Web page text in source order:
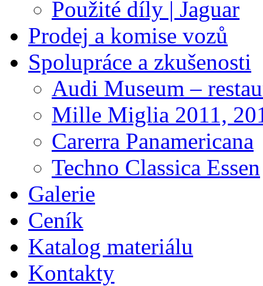
Použité díly | Jaguar
Prodej a komise vozů
Spolupráce a zkušenosti
Audi Museum –
Mille Miglia 2011,
Carerra Panamericana
Techno Classica Essen
Galerie
Ceník
Katalog materiálu
Kontakty